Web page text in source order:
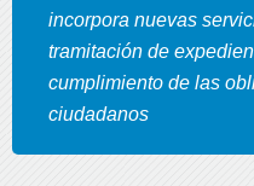
incorpora nuevas
tramitación de
cumplimiento de las
ciudadanos